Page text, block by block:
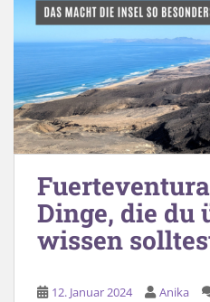
Dinge, die du
wissen
12. Januar 2024 Anika